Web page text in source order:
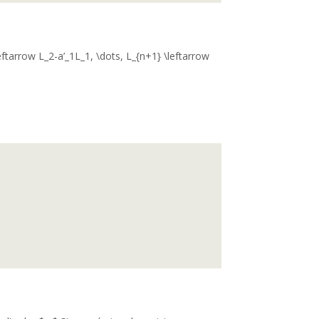
L_2-a’_1L_1, \dots, L_{n+1} \leftarrow